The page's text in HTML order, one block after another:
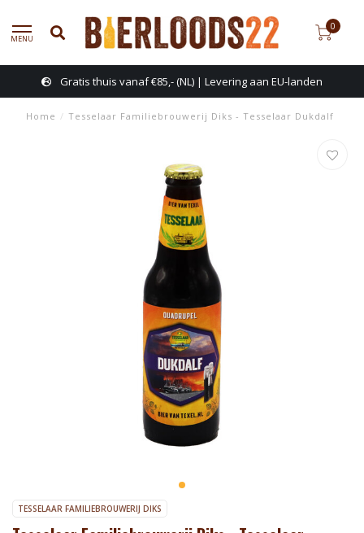
MENU
0
Gratis thuis vanaf €85,- (NL) | Levering aan EU-landen
Home / Tesselaar Familiebrouwerij Diks - Tesselaar Dukdalf
TESSELAAR FAMILIEBROUWERIJ DIKS